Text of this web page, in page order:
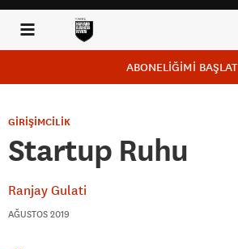
ABONELİĞİMİ BAŞLAT
GİRİŞİMCİLİK
Startup Ruhu
Ranjay Gulati
AĞUSTOS 2019